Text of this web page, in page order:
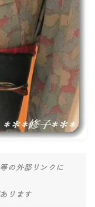
の外部リンクに
ります